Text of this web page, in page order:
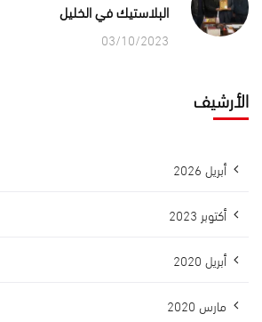
البلاستيك في الخليل
03/10/2023
الأرشيف
أبريل 2026
أكتوبر 2023
أبريل 2020
مارس 2020